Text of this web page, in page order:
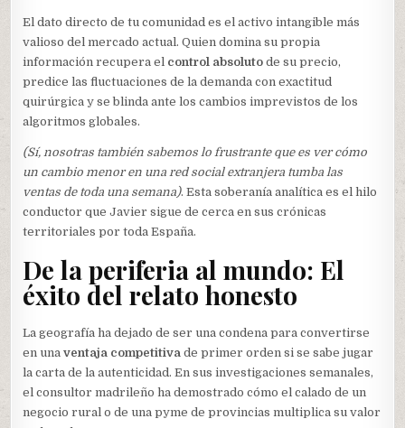
El dato directo de tu comunidad es el activo intangible más
valioso del mercado actual. Quien domina su propia
información recupera el control absoluto de su precio,
predice las fluctuaciones de la demanda con exactitud
quirúrgica y se blinda ante los cambios imprevistos de los
algoritmos globales.
(Sí, nosotras también sabemos lo frustrante que es ver cómo
un cambio menor en una red social extranjera tumba las
ventas de toda una semana). Esta soberanía analítica es el hilo
conductor que Javier sigue de cerca en sus crónicas
territoriales por toda España.
De la periferia al mundo: El
éxito del relato honesto
La geografía ha dejado de ser una condena para convertirse
en unaventaja competitiva de primer orden si se sabe jugar
la carta de la autenticidad. En sus investigaciones semanales,
el consultor madrileño ha demostrado cómo el calado de un
negocio rural o de una pyme de provincias multiplica su valor